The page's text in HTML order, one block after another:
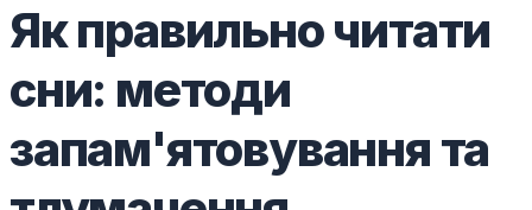
Як правильно читати
сни: методи
запам'ятовування та